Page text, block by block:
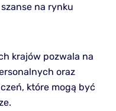
na rynku
krajów pozwala na
oraz
które mogą być